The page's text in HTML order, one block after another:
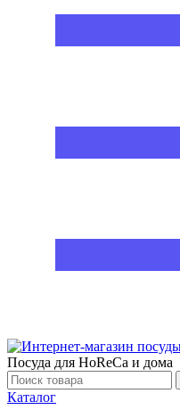
Посуда для HoReCa и дома
Каталог